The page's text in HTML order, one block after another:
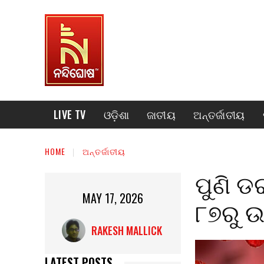
LIVE TV ଓଡ଼ିଶା ଜାତୀୟ ଅନ୍ତର୍ଜାତୀୟ
HOME ଅନ୍ତର୍ଜାତୀୟ
MAY 17, 2026
RAKESH MALLICK
ପୁଣି
୮୭ରୁ